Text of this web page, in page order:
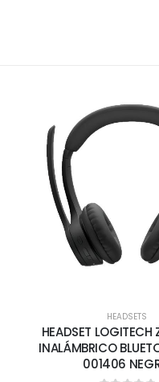
HEADSETS
HEADSET
INALÁMBRICO
001406